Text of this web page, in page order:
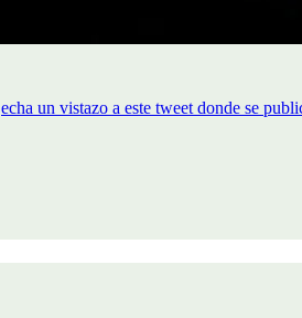
echa un vistazo a este tweet donde se